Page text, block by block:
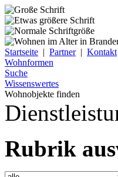
Startseite | Partner| Kontakt
Wohnformen
Suche
Wissenswertes
Wohnobjekte finden
Rubrik